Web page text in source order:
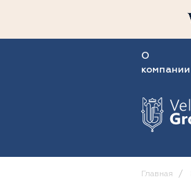
О
компании
Главная